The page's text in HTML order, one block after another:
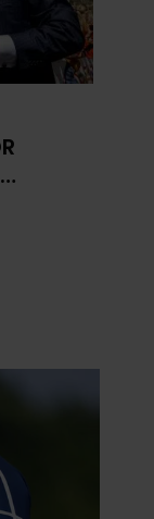
met andere
ze hebben
services. U